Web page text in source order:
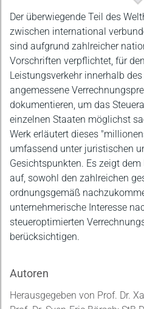
Beschreibung
Der überwiegende Teil des
zwischen international
sind aufgrund zahlreicher
Vorschriften verpflichtet, für
Leistungsverkehr innerhalb
angemessene
dokumentieren, um das
einzelnen Staaten möglichst
Werk erläutert dieses
umfassend unter juristischen
Gesichtspunkten. Es zeigt dem
auf, sowohl den zahlreichen
ordnungsgemäß
unternehmerische Interesse
steueroptimierten
berücksichtigen.
Autoren
Herausgegeben von Prof. Dr.